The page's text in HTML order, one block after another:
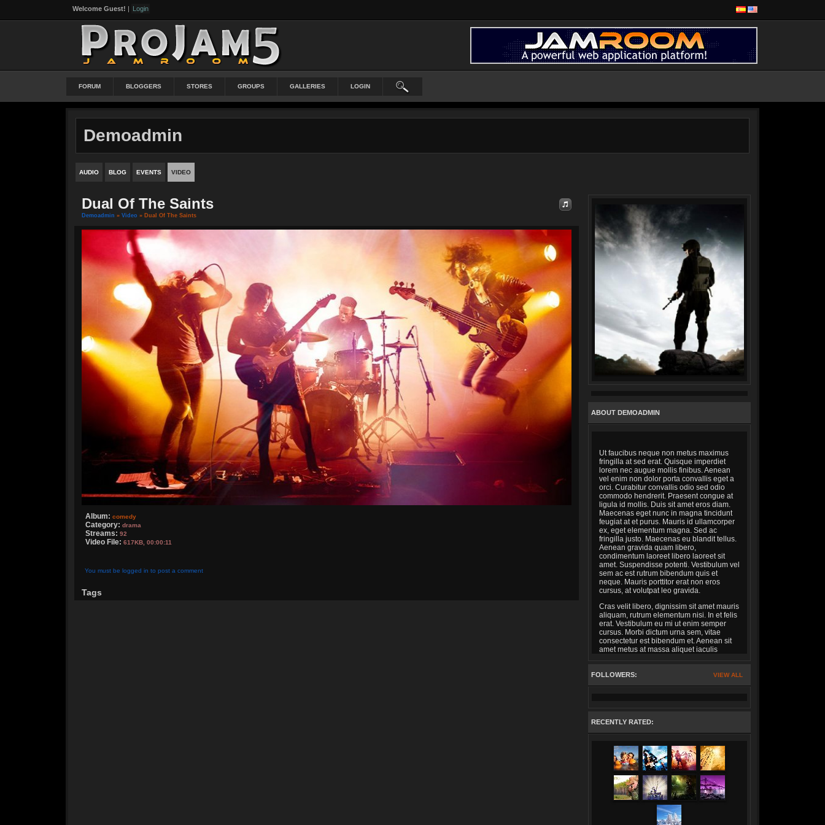
Welcome Guest! | Login
FORUM BLOGGERS STORES GROUPS GALLERIES LOGIN
Demoadmin
AUDIO BLOG EVENTS VIDEO
Dual Of The Saints
Demoadmin » Video » Dual Of The Saints
Album: comedy
Category: drama
Streams: 92
Video File: 617KB, 00:00:11
You must be logged in to post a comment
Tags
ABOUT DEMOADMIN
Ut faucibus neque non metus maximus
fringilla at sed erat. Quisque imperdiet
lorem nec augue mollis finibus. Aenean
vel enim non dolor porta convallis eget a
orci. Curabitur convallis odio sed odio
commodo hendrerit. Praesent congue at
ligula id mollis. Duis sit amet eros diam.
Maecenas eget nunc in magna tincidunt
feugiat at et purus. Mauris id ullamcorper
ex, eget elementum magna. Sed ac
fringilla justo. Maecenas eu blandit tellus.
Aenean gravida quam libero,
condimentum laoreet libero laoreet sit
amet. Suspendisse potenti. Vestibulum vel
sem ac est rutrum bibendum quis et
neque. Mauris porttitor erat non eros
cursus, at volutpat leo gravida.
Cras velit libero, dignissim sit amet mauris
aliquam, rutrum elementum nisi. In et felis
erat. Vestibulum eu mi ut enim semper
cursus. Morbi dictum urna sem, vitae
consectetur est bibendum et. Aenean sit
amet metus at massa aliquet iaculis
aliquet. Maecenas aliquet velit et nunc
tempor mattis, purus diam auctor metus, a
egestas arcu est id velit. Curabitur
bibendum ante erat, in scelerisque lectus
porttitor. Nunc interdum cursus pretium.
VIEW ALL
FOLLOWERS:
RECENTLY RATED: